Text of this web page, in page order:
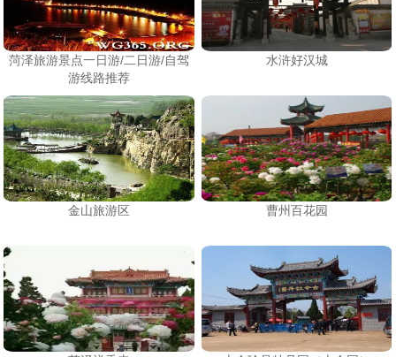
菏泽旅游景点一日游/二日游/自驾
游线路推荐
水浒好汉城
金山旅游区 曹州百花园